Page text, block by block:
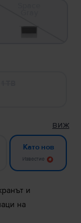
виж
Като нов
Известие
и
на